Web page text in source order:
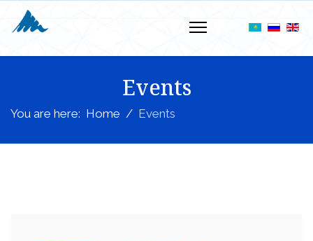
Events
You are here: Home Events